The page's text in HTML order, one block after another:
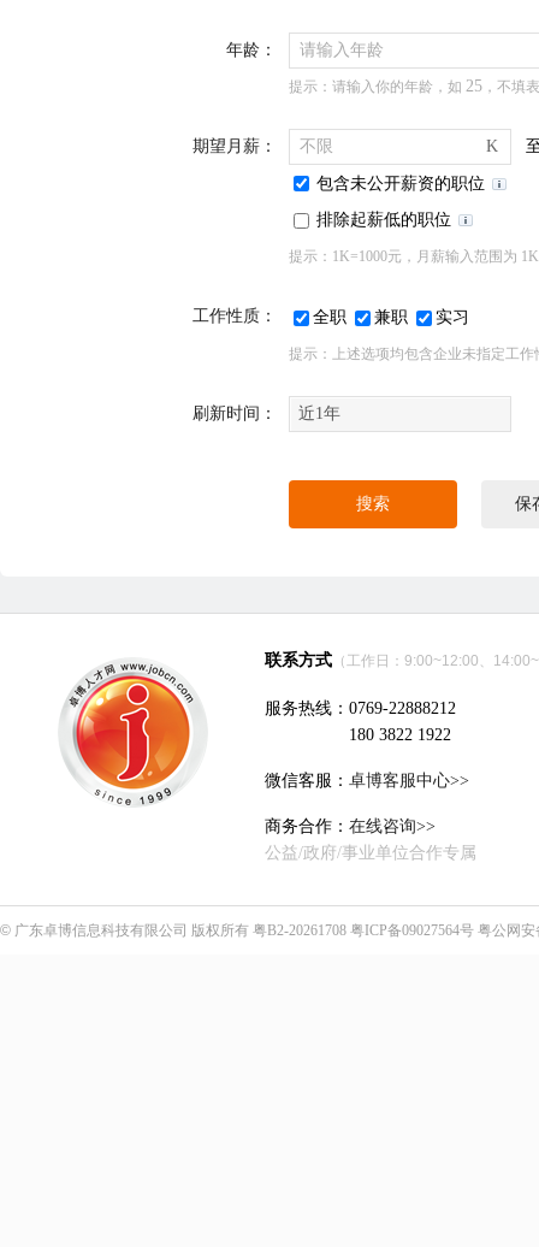
年龄： 请输入年龄
提示：请输入你的年龄，如 25 ，不填
期望月薪： 不限 K
包含未公开薪资的职位
排除起薪低的职位
提示：1K=1000元，月薪输入范围为
工作性质： 全职 兼职 实习
提示：上述选项均包含企业未指定工作
刷新时间： 近1年
搜索 保
联系方式 （工作日：9:00~12:00、
服务热线：0769-22888212
180 3822 1922
微信客服： 卓博客服中心>>
商务合作： 在线咨询>>
公益/政府/事业单位合作专属
© 广东卓博信息科技有限公司 版权所有 粤B2-20261708 粤ICP备09027564号 粤公网安